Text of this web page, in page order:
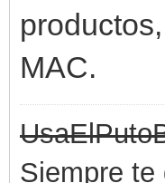
MAC.
Siempre